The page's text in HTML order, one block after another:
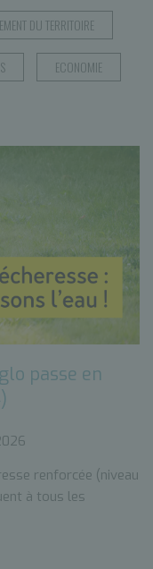
DU TERRITOIRE
ECONOMIE
passe en
renforcée (niveau
à tous les